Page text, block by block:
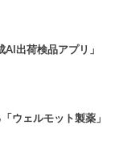
出荷検品アプリ」
ウェルモット製薬」